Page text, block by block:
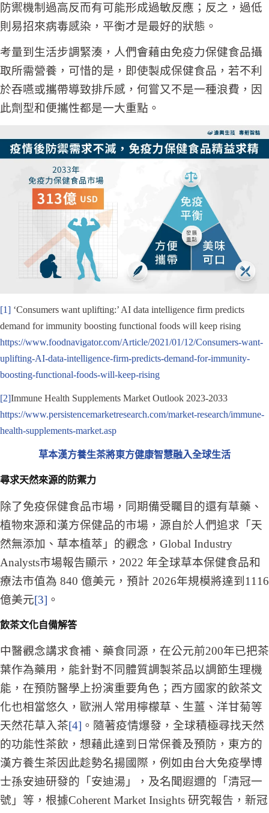
防禦機制過高反而有可能形成過敏反應；反之，過低
則易招來病毒感染，平衡才是最好的狀態。
考量到生活步調緊湊，人們會藉由免疫力保健食品攝
取所需營養，可惜的是，即使製成保健食品，若不利
於吞嚥或攜帶導致排斥感，何嘗又不是一種浪費，因
此劑型和便攜性都是一大重點。
[1] ‘Consumers want uplifting:’ AI data intelligence firm predicts
demand for immunity boosting functional foods will keep rising
https://www.foodnavigator.com/Article/2021/01/12/Consumers-want-
uplifting-AI-data-intelligence-firm-predicts-demand-for-immunity-
boosting-functional-foods-will-keep-rising
[2]Immune Health Supplements Market Outlook 2023-2033
https://www.persistencemarketresearch.com/market-research/immune-
health-supplements-market.asp
草本漢方養生茶將東方健康智慧融入全球生活
尋求天然來源的防禦力
除了免疫保健食品市場，同期備受矚目的還有草藥、
植物來源和漢方保健品的市場，源自於人們追求「天
然無添加、草本植萃」的觀念，Global Industry
Analysts市場報告顯示，2022 年全球草本保健食品和
療法市值為 840 億美元，預計 2026年規模將達到1116
億美元[3] 。
飲茶文化自備解答
中醫觀念講求食補、藥食同源，在公元前200年已把茶
葉作為藥用，能針對不同體質調製茶品以調節生理機
能，在預防醫學上扮演重要角色；西方國家的飲茶文
化也相當悠久，歐洲人常用檸檬草、生薑、洋甘菊等
天然花草入茶[4] 。隨著疫情爆發，全球積極尋找天然
的功能性茶飲，想藉此達到日常保養及預防，東方的
漢方養生茶因此趁勢名揚國際，例如由台大免疫學博
士孫安迪研發的「安迪湯」，及名聞遐邇的「清冠一
號」等，根據Coherent Market Insights 研究報告，新冠